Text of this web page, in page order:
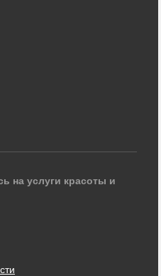
на услуги красоты и